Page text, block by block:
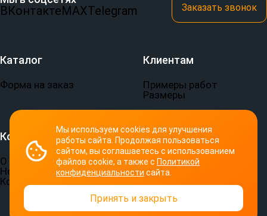
Мы используем cookies для улучшения
работы сайта. Продолжая пользоваться
сайтом, вы соглашаетесь с использованием
файлов cookie, а также с Политикой
конфиденциальности сайта.
Принять и закрыть
ВКонтактеMAXTelegram Заказать звонок
Каталог
Форма на заказ
Клиентам
Примеры работ
Размеры
Компания
О компании
Новости
Контакты
Документы
Пользовательское
соглашение
конфиденциальности